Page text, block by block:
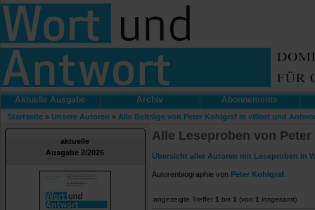
Aktuelle Ausgabe Archiv Abonnements
Startseite » Unsere Autoren » Alle Beiträge von Peter Kohlgraf in »Wort und
aktuelle
Ausgabe 2/2026
Alle Leseproben von
Übersicht aller Autoren mit Leseproben in
Autorenbiographie von Peter Kohlgraf
angezeigte Treffer 1 bis 1 (von 1 insgesamt)